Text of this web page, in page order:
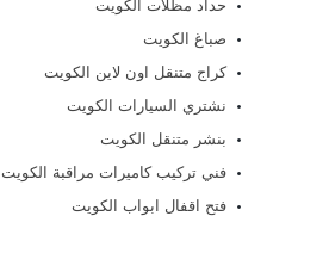
حداد مظلات الكويت
صباغ الكويت
كراج متنقل اون لاين الكويت
نشتري السيارات الكويت
بنشر متنقل الكويت
فني تركيب كاميرات مراقبة الكويت
فتح اقفال ابواب الكويت